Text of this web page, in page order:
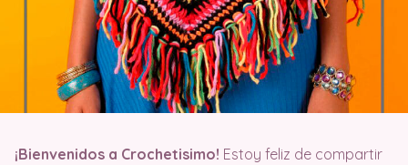
¡Bienvenidos a Crochetisimo! Estoy feliz de compartir